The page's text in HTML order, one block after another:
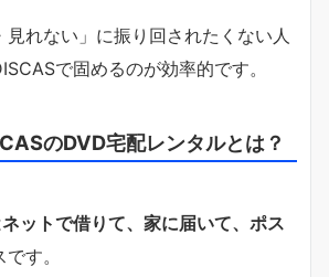
見れない」に振り回されたくない人
で固めるのが効率的です。
のDVD宅配レンタルとは？
ネットで借りて、家に届いて、ポス
す。